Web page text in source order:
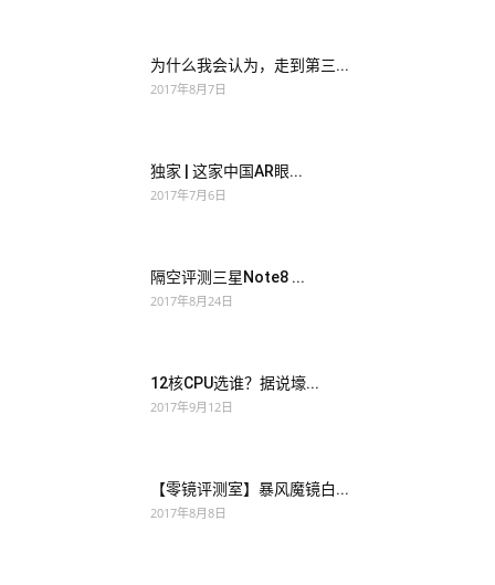
为什么我会认为，走到第三...
2017年8月7日
独家 | 这家中国AR眼...
2017年7月6日
隔空评测三星Note8 ...
2017年8月24日
12核CPU选谁？据说壕...
2017年9月12日
【零镜评测室】暴风魔镜白...
2017年8月8日